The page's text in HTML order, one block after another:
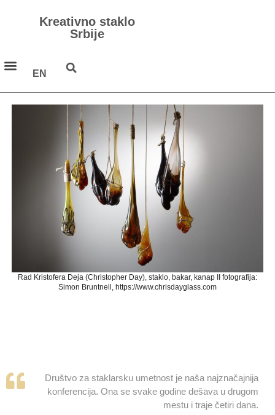
Kreativno staklo
Srbije
EN
Rad Kristofera Deja (Christopher Day), staklo, bakar, kanap II fotografija:
Simon Bruntnell, https://www.chrisdayglass.com
Društvo za staklarsku umetnost je naša najznačajnija
konferencija. Ona se svake godine dešava u drugom
mestu i traje četiri dana.